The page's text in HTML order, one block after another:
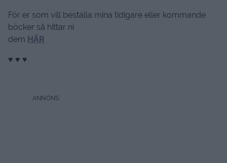
För er som vill beställa mina tidigare eller kommande
böcker så hittar ni
dem HÄR
♥ ♥ ♥